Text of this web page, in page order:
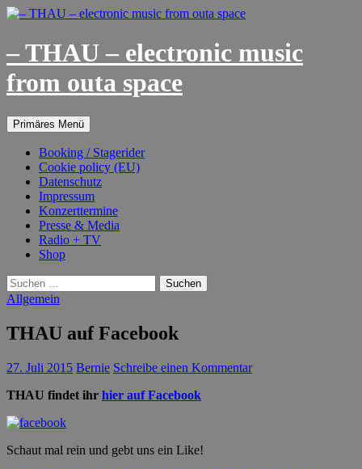
– THAU – electronic music
from outa space
Suchen
Primäres Menü
Inhalt
Booking / Stagerider
Cookie policy (EU)
Datenschutz
Impressum
Konzerttermine
Presse & Media
Radio + TV
Shop
Suchen
nach:
Allgemein
THAU auf Facebook
27. Juli 2015 Bernie Schreibe einen Kommentar
THAU findet ihr hier auf Facebook
Schaut mal rein und gebt uns ein Like!